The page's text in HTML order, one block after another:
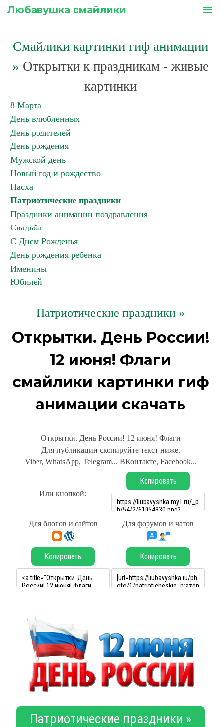
Любавушка смайлики menu
Смайлики картинки гиф анимации
» Открытки к праздникам - живые
картинки
8 Марта
День влюбленных
День родителей
День рождения
Мужской день
Новый год и рождество
Пасха
Патриотические праздники
Праздники анимации поздравления
Свадьба
С Днем Рожденья
День рождения ребенка
Именины
Юбилей
Патриотические праздники »
Открытки. День России!
12 июня! Флаги
смайлики картинки гиф
анимации скачать
Открытки. День России! 12 июня! Флаги
Для публикации скопируйте текст ниже.
Viber, WhatsApp, Telegram... ВКонтакте, Facebook...
Или кнопкой:
Копировать
Для блогов и сайтов Для форумов и чатов
Копировать Копировать
Патриотические праздники »